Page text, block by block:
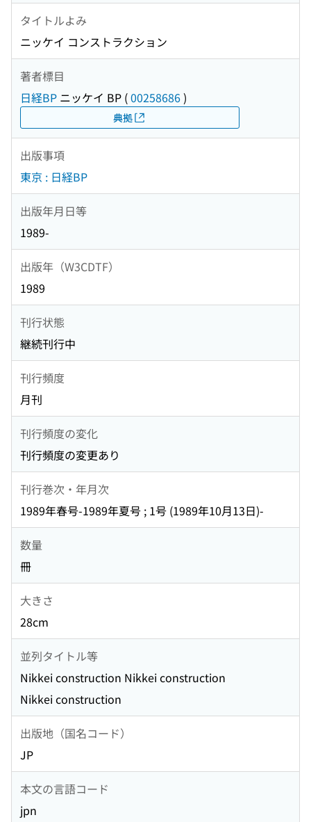
タイトルよみ
ニッケイ コンストラクション
著者標目
日経BP ニッケイ BP (00258686)
典拠
出版事項
東京 : 日経BP
出版年月日等
1989-
出版年（W3CDTF）
1989
刊行状態
継続刊行中
刊行頻度
月刊
刊行頻度の変化
刊行頻度の変更あり
刊行巻次・年月次
1989年春号-1989年夏号 ; 1号 (1989年10月13日)-
数量
冊
大きさ
28cm
並列タイトル等
Nikkei construction Nikkei construction
Nikkei construction
出版地（国名コード）
JP
本文の言語コード
jpn